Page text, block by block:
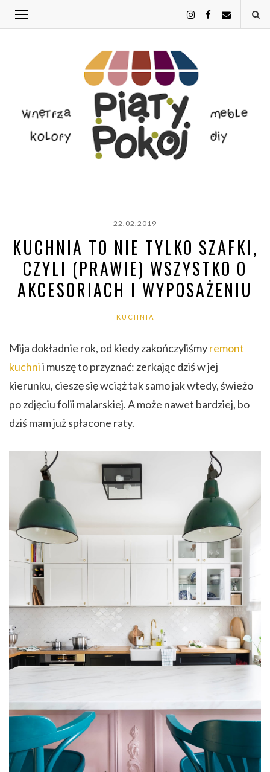
22.02.2019
KUCHNIA TO NIE TYLKO SZAFKI,
CZYLI (PRAWIE) WSZYSTKO O
AKCESORIACH I WYPOSAŻENIU
KUCHNIA
Mija dokładnie rok, od kiedy zakończyliśmyremont
kuchnii muszę to przyznać: zerkając dziś w jej
kierunku, cieszę się wciąż tak samo jak wtedy, świeżo
po zdjęciu folii malarskiej. A może nawet bardziej, bo
dziś mam już spłacone raty.